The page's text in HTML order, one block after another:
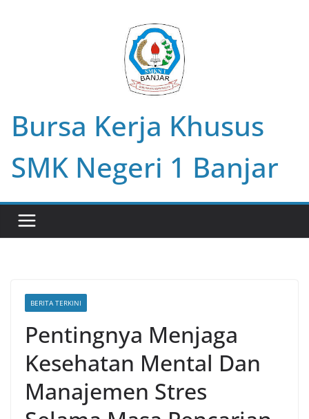
Bursa Kerja Khusus
SMK Negeri 1 Banjar
BERITA TERKINI
Pentingnya Menjaga
Kesehatan Mental Dan
Manajemen Stres